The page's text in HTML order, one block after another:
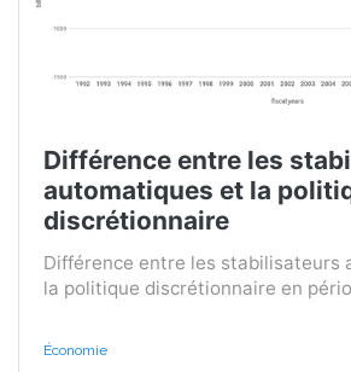
Différence entre les
automatiques et la
discrétionnaire
Différence entre les stabilisateurs
la politique discrétionnaire en
Économie